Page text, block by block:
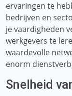
ervaringen te
bedrijven en
je vaardigheden
werkgevers te
waardevolle
enorm
Snelheid